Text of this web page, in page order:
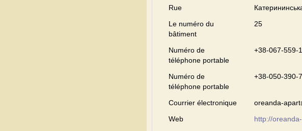
Rue
Le numéro du
bâtiment
25
Numéro de
téléphone portable
+38-067-559-
Numéro de
téléphone portable
+38-050-390-
Courrier électronique
oreanda-
Web
http://